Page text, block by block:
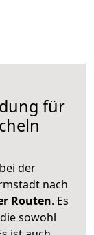
für
der
nach
Routen. Es
sowohl